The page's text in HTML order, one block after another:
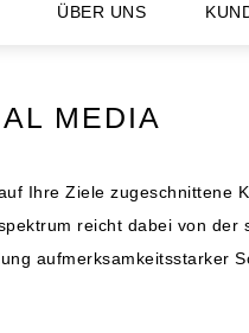
ÜBER UNS
MEDIA
Ihre Ziele zugeschnittene
reicht dabei von der
aufmerksamkeitsstarker